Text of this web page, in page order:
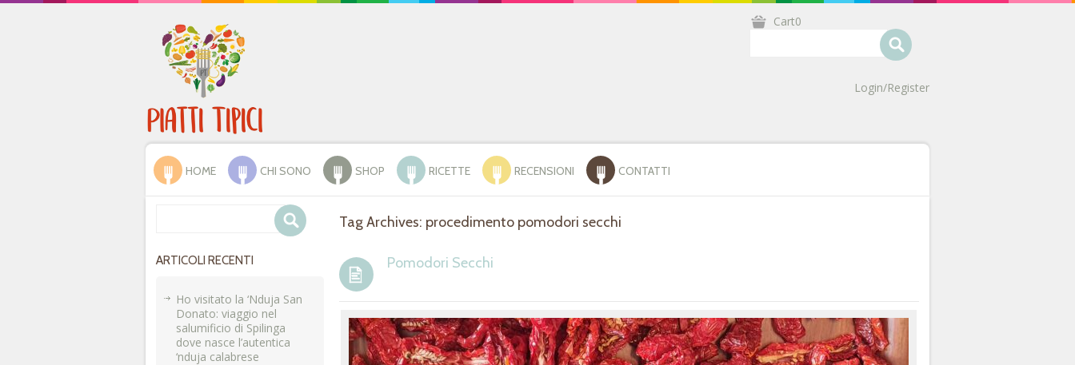
Cart0
Login/Register
HOME CHI SONO SHOP RICETTE RECENSIONI CONTATTI
Tag Archives: procedimento pomodori secchi
Pomodori Secchi
ARTICOLI RECENTI
Ho visitato la ‘Nduja San
Donato: viaggio nel
salumificio di Spilinga
dove nasce l’autentica
‘nduja calabrese